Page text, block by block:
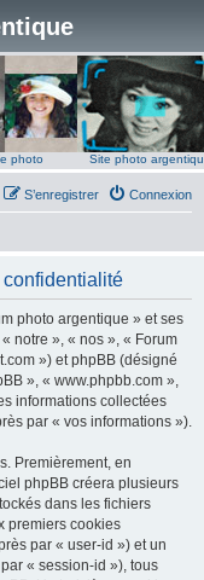
photo Site photo
Connexion
S’enregistrer
photo argentique » et ses
notre », « nos », « Forum
») et phpBB (désigné
», « www.phpbb.com »,
informations collectées
par « vos informations »).
Premièrement, en
phpBB créera plusieurs
dans les fichiers
premiers cookies
par « user-id ») et un
« session-id »), tous